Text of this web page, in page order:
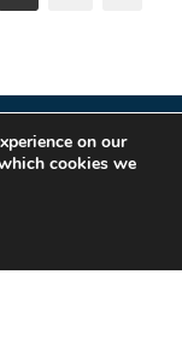
RESERVED |
on our
cookies we